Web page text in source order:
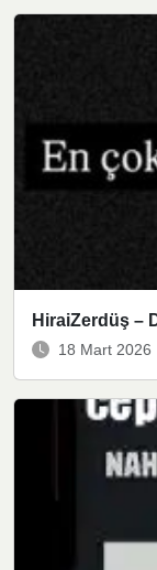
HiraiZerdüş –
18 Mart 2026